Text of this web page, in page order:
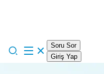
Soru Sor
Giriş Yap